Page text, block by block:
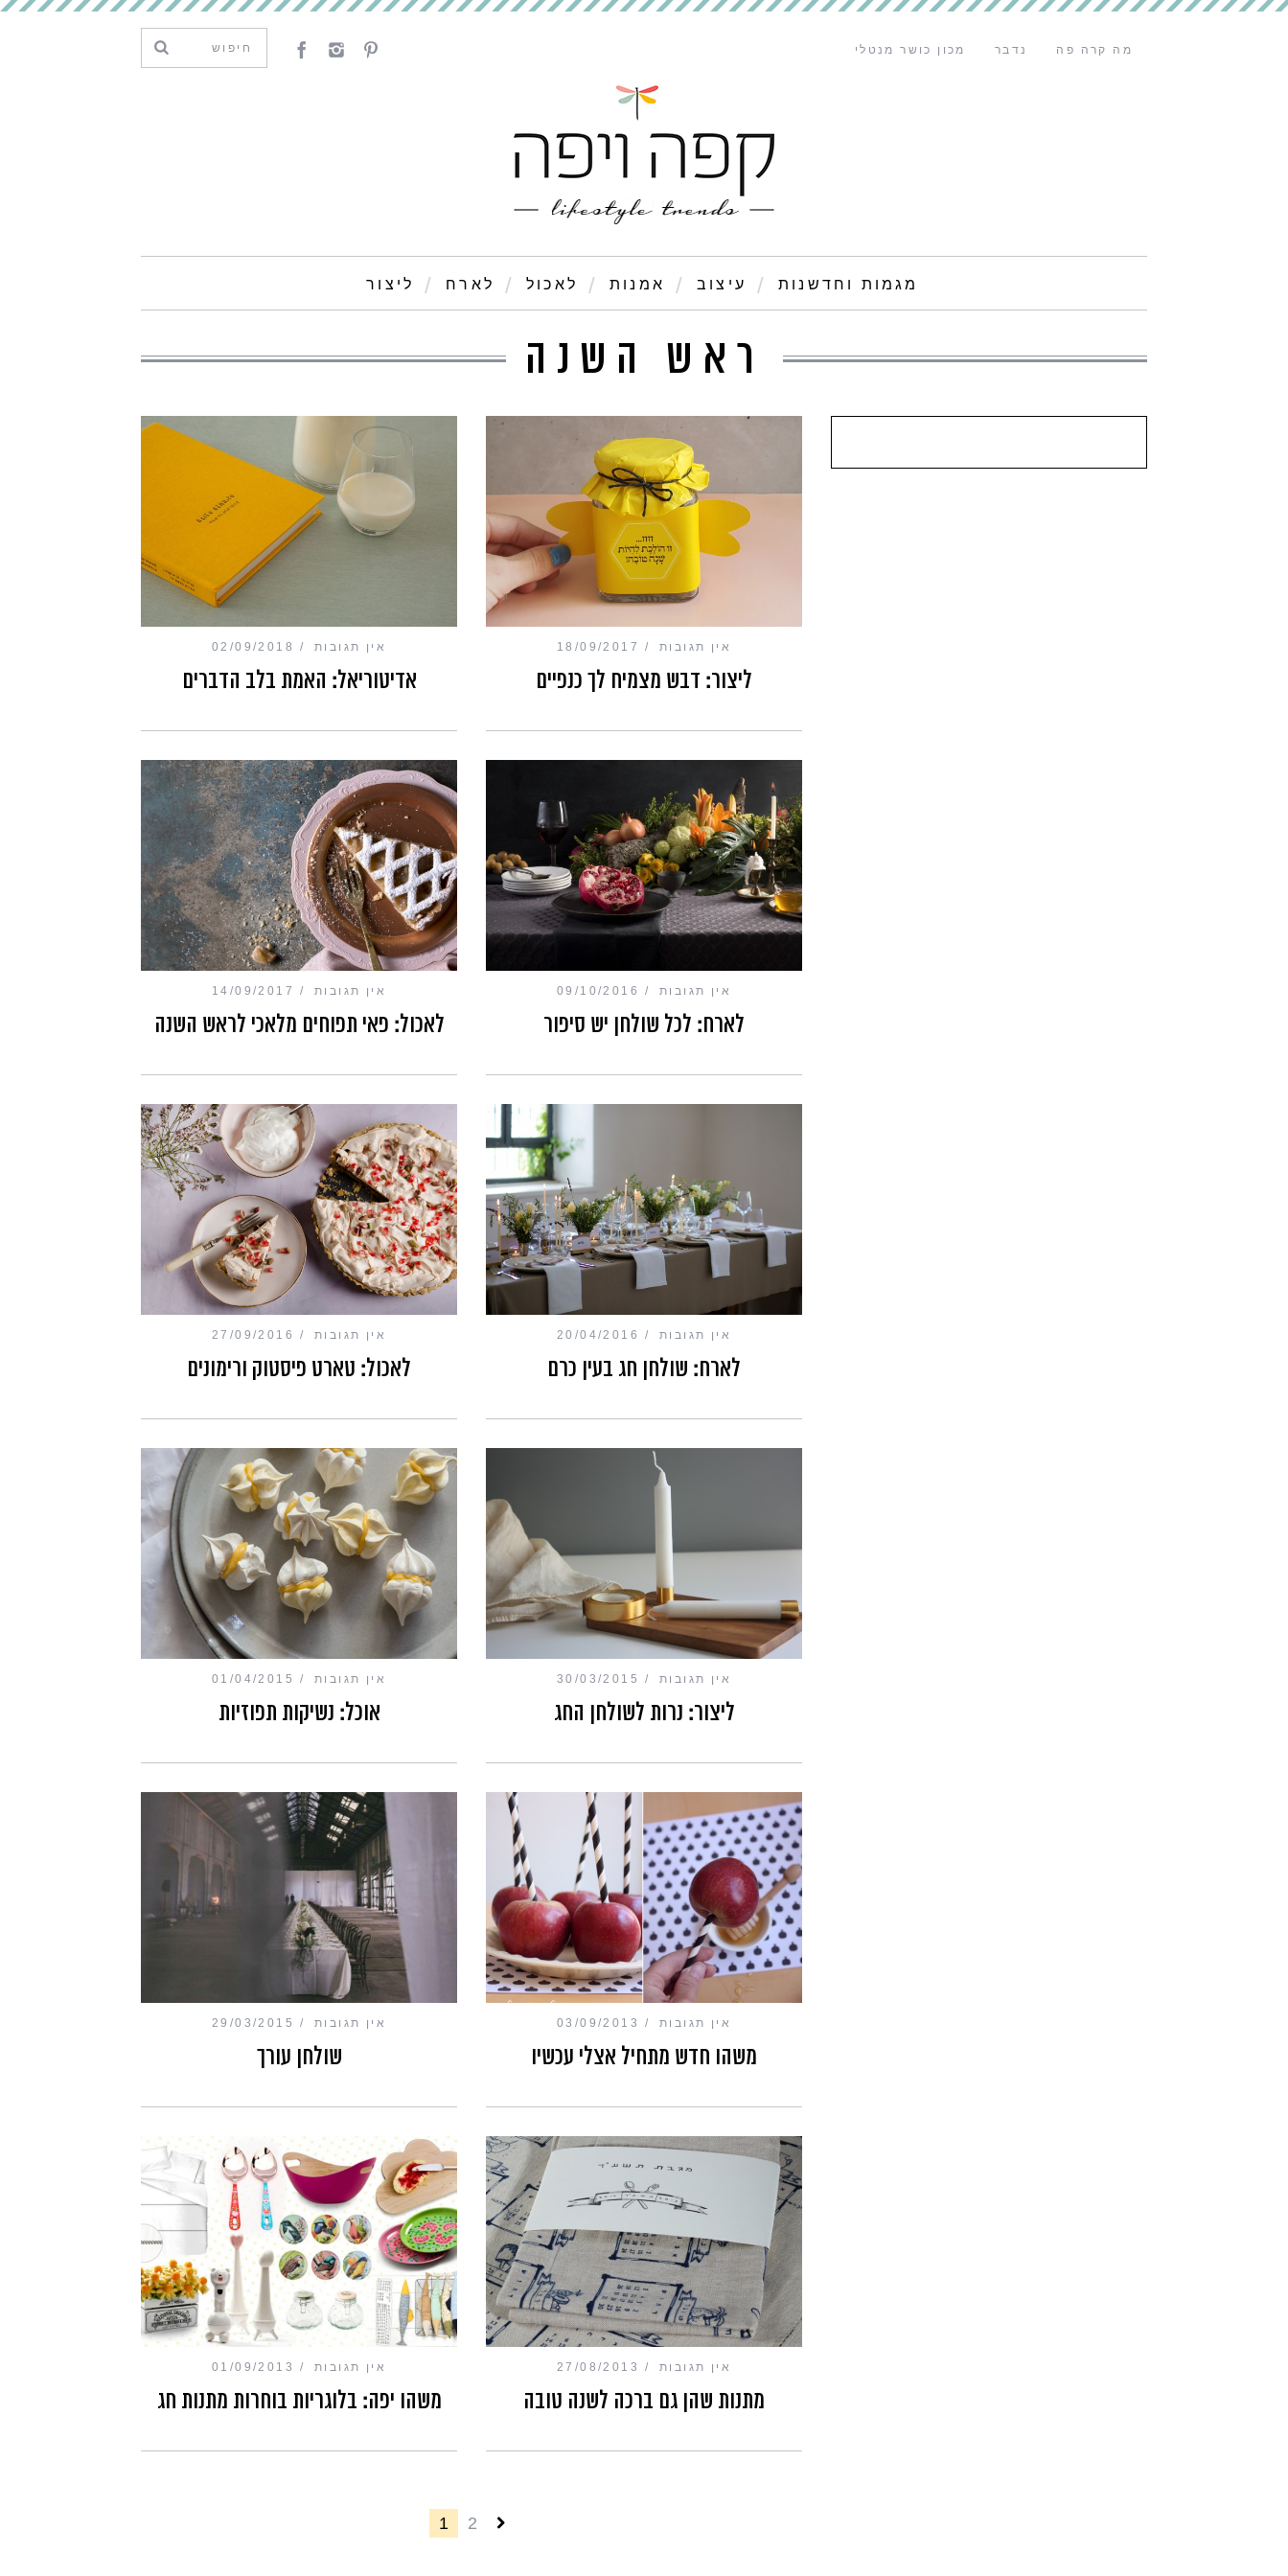
מה קרה פה נדבר מכון כושר מנטלי
מגמות וחדשנות עיצוב אמנות לאכול לארח ליצור
ראש השנה
אין תגובות 02/09/2018
אדיטוריאל: האמת בלב הדברים
אין תגובות 18/09/2017
ליצור: דבש מצמיח לך כנפיים
אין תגובות 14/09/2017
לאכול: פאי תפוחים מלאכי לראש השנה
אין תגובות 09/10/2016
לארח: לכל שולחן יש סיפור
אין תגובות 27/09/2016
לאכול: טארט פיסטוק ורימונים
אין תגובות 20/04/2016
לארח: שולחן חג בעין כרם
אין תגובות 01/04/2015
אוכל: נשיקות תפוזיות
אין תגובות 30/03/2015
ליצור: נרות לשולחן החג
אין תגובות 29/03/2015
שולחן עורך
אין תגובות 03/09/2013
משהו חדש מתחיל אצלי עכשיו
אין תגובות 01/09/2013
משהו יפה: בלוגריות בוחרות מתנות חג
אין תגובות 27/08/2013
מתנות שהן גם ברכה לשנה טובה
1 2